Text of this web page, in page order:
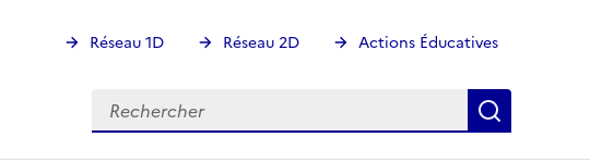
Réseau 1D Réseau 2D Actions Éducatives
Rechercher
Rechercher